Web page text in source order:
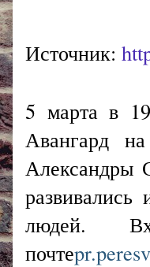
Источник:
5 марта в
Авангард
Александры
людей.
почте